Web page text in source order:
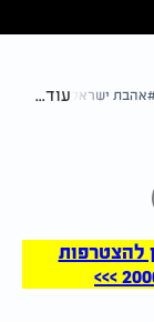
אהבת ישראל עוד...
להצטרפות